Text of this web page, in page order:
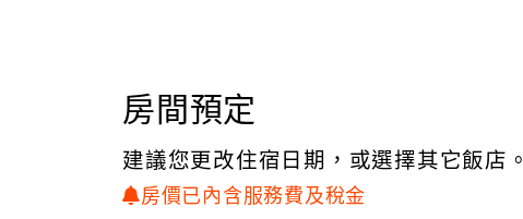
房間預定
建議您更改住宿日期，或選擇其它飯店。
房價已內含服務費及稅金